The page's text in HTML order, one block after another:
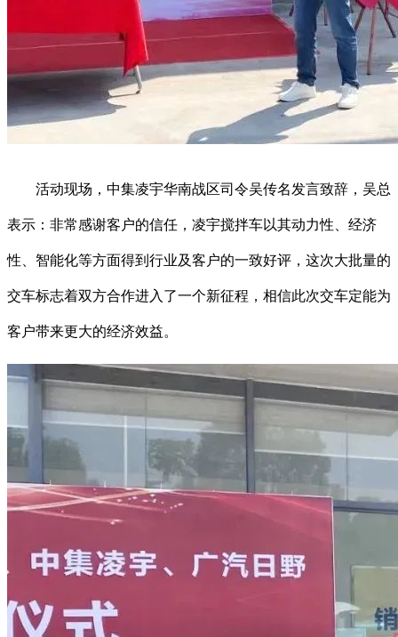
活动现场，中集凌宇华南战区司令吴传名发言致辞，吴总
表示：非常感谢客户的信任，凌宇搅拌车以其动力性、经济
性、智能化等方面得到行业及客户的一致好评，这次大批量的
交车标志着双方合作进入了一个新征程，相信此次交车定能为
客户带来更大的经济效益。